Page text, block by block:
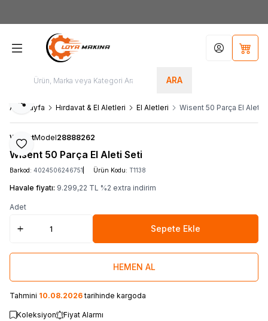
ARA
Hesabım
Ana Sayfa Hırdavat & El Aletleri El Aletleri Wisent 50 Parça El Aleti
Favoriye Ekle
Paylaş
WisentModel28888262
Wisent 50 Parça El Aleti Seti
Barkod: 4024506246751 Ürün Kodu: T1138
Havale fiyatı: 9.299,22 TL %2 extra indirim
Adet
Sepete Ekle
HEMEN AL
Tahmini 10.08.2026tarihinde kargoda
Koleksiyon Fiyat Alarmı